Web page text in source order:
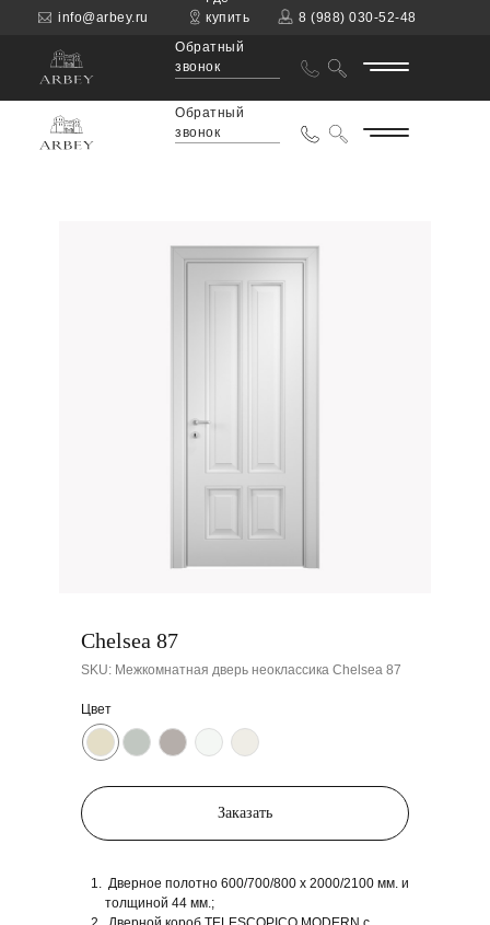
купить
8 (988) 030-52-48
info@arbey.ru
Обратный
звонок
Обратный
звонок
Chelsea 87
SKU: Межкомнатная дверь неоклассика Chelsea 87
Цвет
Заказать
Дверное полотно 600/700/800 x 2000/2100 мм. и
толщиной 44 мм.;